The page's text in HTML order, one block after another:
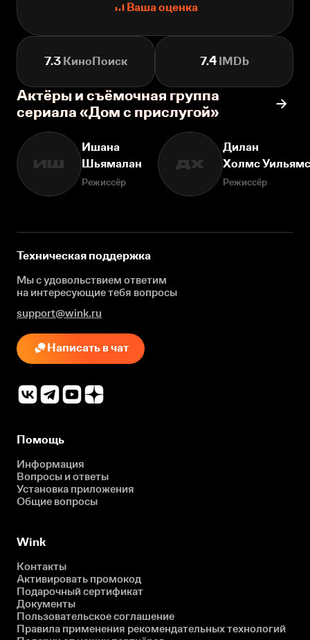
Ваша оценка
7.3 КиноПоиск 7.4IMDb
Актёры и съёмочная группа
сериала «Дом с прислугой»
ИШ
Ишана
Шьямалан
Режиссёр
ДХ
Дилан
Холмс Уильямс
Режиссёр
Техническая поддержка
Мы с удовольствием ответим
на интересующиетебя вопросы
support@wink.ru
Написать в чат
Помощь
Информация
Вопросы и ответы
Установка приложения
Общие вопросы
Wink
Контакты
Активировать промокод
Подарочный сертификат
Документы
Пользовательское соглашение
Правила применения рекомендательных технологий